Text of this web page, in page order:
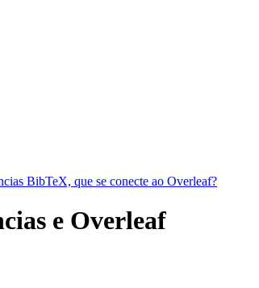
BibTeX, que se conecte ao Overleaf?
e Overleaf